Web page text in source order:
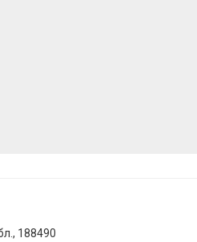
188490